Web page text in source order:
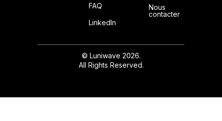
FAQ
LinkedIn
Nous
contacter
© Luniwave 2026.
All Rights Reserved.